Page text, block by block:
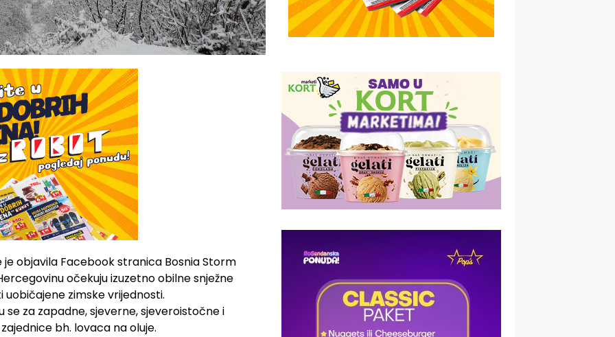
objavila Facebook stranica Bosnia Storm
očekuju izuzetno obilne snježne
zimske vrijednosti.
se za zapadne, sjeverne, sjeveroistočne i
bh. lovaca na oluje.